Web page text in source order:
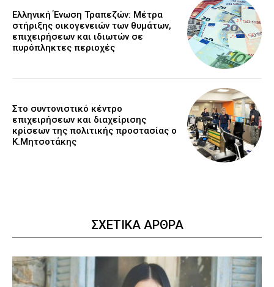
Ελληνική Ένωση Τραπεζών: Μέτρα
στήριξης οικογενειών των θυμάτων,
επιχειρήσεων και ιδιωτών σε
πυρόπληκτες περιοχές
Στο συντονιστικό κέντρο
επιχειρήσεων και διαχείρισης
κρίσεων της πολιτικής προστασίας ο
Κ.Μητσοτάκης
ΣΧΕΤΙΚΑ ΑΡΘΡΑ